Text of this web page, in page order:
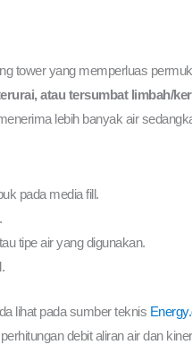
tower yang memperluas
atau tersumbat limbah/
lebih banyak air
pada media fill.
tipe air yang digunakan.
lihat pada sumber teknis
debit aliran air dan